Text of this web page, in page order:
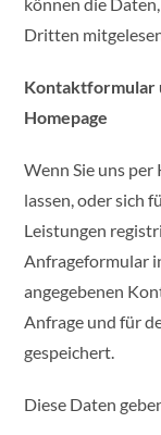
Dritten
Kontaktformular
Homepage
Wenn Sie uns
lassen, oder sich
Leistungen
Anfrageformular
angegebenen
Anfrage und für
gespeichert.
Diese Daten